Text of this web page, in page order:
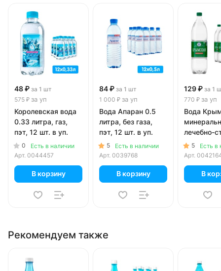
48 ₽ за 1 шт
575 ₽ за уп
Королевская вода
0.33 литра, газ,
пэт, 12 шт. в уп.
0
Есть в наличии
Арт. 0044457
В корзину
84 ₽ за 1 шт
1 000 ₽ за уп
Вода Апаран 0.5
литра, без газа,
пэт, 12 шт. в уп.
5
Есть в наличии
Арт. 0039768
В корзину
129 ₽ за 1
770 ₽ за уп
Вода
лечебно-
1.5 литра,
6 шт. в уп.
5
Есть в
Арт.
В
Рекомендуем также